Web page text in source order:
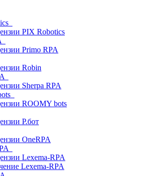
PIX Robotics
Primo RPA
Robin
Sherpa RPA
ROOMY bots
Р.бот
OneRPA
Lexema-RPA
Lexema-RPA